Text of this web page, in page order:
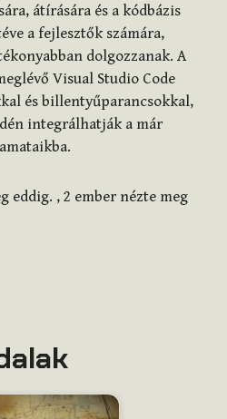
átírására és a kódbázis
a fejlesztők számára,
dolgozzanak. A
Visual Studio Code
és billentyűparancsokkal,
integrálhatják a már
eddig. , 2 ember nézte meg